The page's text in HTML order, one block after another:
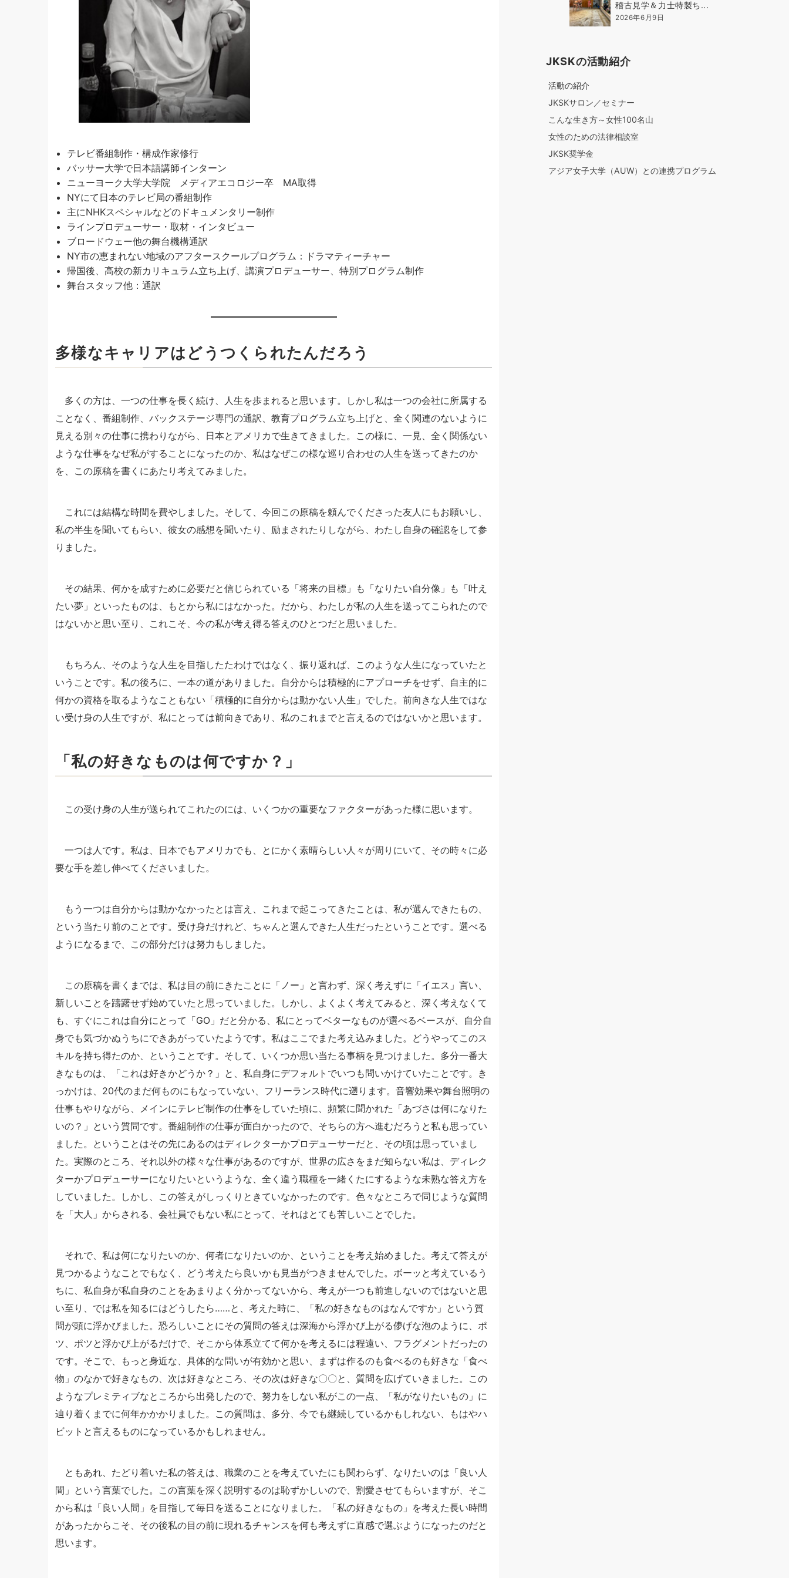
テレビ番組制作・構成作家修行
バッサー大学で日本語講師インターン
ニューヨーク大学大学院 メディアエコロジー卒 MA取得
NYにて日本のテレビ局の番組制作
主にNHKスペシャルなどのドキュメンタリー制作
ラインプロデューサー・取材・インタビュー
ブロードウェー他の舞台機構通訳
NY市の恵まれない地域のアフタースクールプログラム：ドラマティーチャー
帰国後、高校の新カリキュラム立ち上げ、講演プロデューサー、特別プログラム制作
舞台スタッフ他：通訳
多様なキャリアはどうつくられたんだろう
多くの方は、一つの仕事を長く続け、人生を歩まれると思います。しかし私は一つの会社に所属する
ことなく、番組制作、バックステージ専門の通訳、教育プログラム立ち上げと、全く関連のないように
見える別々の仕事に携わりながら、日本とアメリカで生きてきました。この様に、一見、全く関係ない
ような仕事をなぜ私がすることになったのか、私はなぜこの様な巡り合わせの人生を送ってきたのか
を、この原稿を書くにあたり考えてみました。
これには結構な時間を費やしました。そして、今回この原稿を頼んでくださった友人にもお願いし、
私の半生を聞いてもらい、彼女の感想を聞いたり、励まされたりしながら、わたし自身の確認をして参
りました。
その結果、何かを成すために必要だと信じられている「将来の目標」も「なりたい自分像」も「叶え
たい夢」といったものは、もとから私にはなかった。だから、わたしが私の人生を送ってこられたので
はないかと思い至り、これこそ、今の私が考え得る答えのひとつだと思いました。
もちろん、そのような人生を目指したたわけではなく、振り返れば、このような人生になっていたと
いうことです。私の後ろに、一本の道がありました。自分からは積極的にアプローチをせず、自主的に
何かの資格を取るようなこともない「積極的に自分からは動かない人生」でした。前向きな人生ではな
い受け身の人生ですが、私にとっては前向きであり、私のこれまでと言えるのではないかと思います。
「私の好きなものは何ですか？」
この受け身の人生が送られてこれたのには、いくつかの重要なファクターがあった様に思います。
一つは人です。私は、日本でもアメリカでも、とにかく素晴らしい人々が周りにいて、その時々に必
要な手を差し伸べてくださいました。
もう一つは自分からは動かなかったとは言え、これまで起こってきたことは、私が選んできたもの、
という当たり前のことです。受け身だけれど、ちゃんと選んできた人生だったということです。選べる
ようになるまで、この部分だけは努力もしました。
この原稿を書くまでは、私は目の前にきたことに「ノー」と言わず、深く考えずに「イエス」言い、
新しいことを躊躇せず始めていたと思っていました。しかし、よくよく考えてみると、深く考えなくて
も、すぐにこれは自分にとって「GO」だと分かる、私にとってベターなものが選べるベースが、自分自
身でも気づかぬうちにできあがっていたようです。私はここでまた考え込みました。どうやってこのス
キルを持ち得たのか、ということです。そして、いくつか思い当たる事柄を見つけました。多分一番大
きなものは、「これは好きかどうか？」と、私自身にデフォルトでいつも問いかけていたことです。き
っかけは、20代のまだ何ものにもなっていない、フリーランス時代に遡ります。音響効果や舞台照明の
仕事もやりながら、メインにテレビ制作の仕事をしていた頃に、頻繁に聞かれた「あづさは何になりた
いの？」という質問です。番組制作の仕事が面白かったので、そちらの方へ進むだろうと私も思ってい
ました。ということはその先にあるのはディレクターかプロデューサーだと、その頃は思っていまし
た。実際のところ、それ以外の様々な仕事があるのですが、世界の広さをまだ知らない私は、ディレク
ターかプロデューサーになりたいというような、全く違う職種を一緒くたにするような未熟な答え方を
していました。しかし、この答えがしっくりときていなかったのです。色々なところで同じような質問
を「大人」からされる、会社員でもない私にとって、それはとても苦しいことでした。
それで、私は何になりたいのか、何者になりたいのか、ということを考え始めました。考えて答えが
見つかるようなことでもなく、どう考えたら良いかも見当がつきませんでした。ボーッと考えているう
ちに、私自身が私自身のことをあまりよく分かってないから、考えが一つも前進しないのではないと思
い至り、では私を知るにはどうしたら……と、考えた時に、「私の好きなものはなんですか」という質
問が頭に浮かびました。恐ろしいことにその質問の答えは深海から浮かび上がる儚げな泡のように、ポ
ツ、ポツと浮かび上がるだけで、そこから体系立てて何かを考えるには程遠い、フラグメントだったの
です。そこで、もっと身近な、具体的な問いが有効かと思い、まずは作るのも食べるのも好きな「食べ
物」のなかで好きなもの、次は好きなところ、その次は好きな〇〇と、質問を広げていきました。この
ようなプレミティブなところから出発したので、努力をしない私がこの一点、「私がなりたいもの」に
辿り着くまでに何年かかかりました。この質問は、多分、今でも継続しているかもしれない、もはやハ
ビットと言えるものになっているかもしれません。
ともあれ、たどり着いた私の答えは、職業のことを考えていたにも関わらず、なりたいのは「良い人
間」という言葉でした。この言葉を深く説明するのは恥ずかしいので、割愛させてもらいますが、そこ
から私は「良い人間」を目指して毎日を送ることになりました。「私の好きなもの」を考えた長い時間
があったからこそ、その後私の目の前に現れるチャンスを何も考えずに直感で選ぶようになったのだと
思います。
稽古見学＆力士特製ち...
2026年6月9日
JKSKの活動紹介
活動の紹介
JKSKサロン／セミナー
こんな生き方～女性100名山
女性のための法律相談室
JKSK奨学金
アジア女子大学（AUW）との連携プログラム